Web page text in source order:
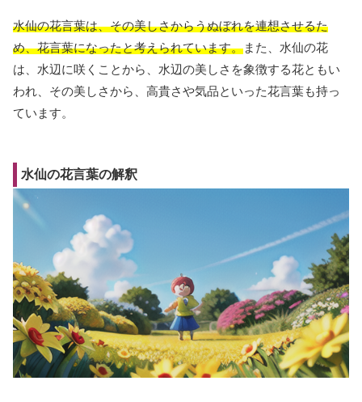
水仙の花言葉は、その美しさからうぬぼれを連想させるた
め、花言葉になったと考えられています。また、水仙の花
は、水辺に咲くことから、水辺の美しさを象徴する花ともい
われ、その美しさから、高貴さや気品といった花言葉も持っ
ています。
水仙の花言葉の解釈